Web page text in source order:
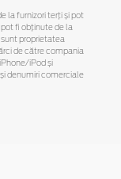
la furnizori terți și pot
fi obținute de la
proprietatea
de către compania
iPod și
denumiri comerciale